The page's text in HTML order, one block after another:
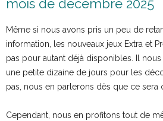
mois de décembre 2025
Même si nous avons pris un peu de
information, les nouveaux jeux Extra et
pas pour autant déjà disponibles. Il
une petite dizaine de jours pour les
pas, nous en parlerons dès que ce sera
Cependant, nous en profitons tout de